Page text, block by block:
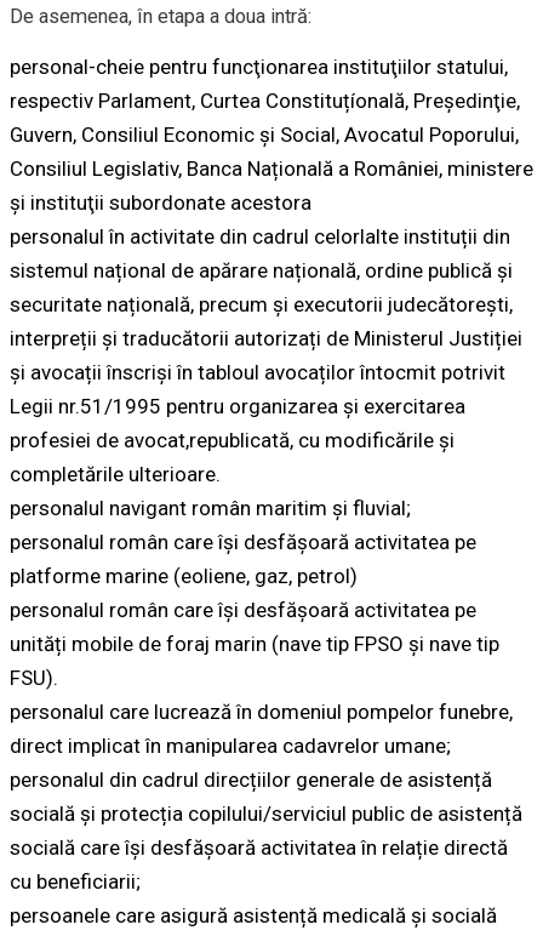
De asemenea, în etapa a doua intră:
personal-cheie pentru funcţionarea instituţiilor statului,
respectiv Parlament, Curtea Constituțíonală, Preşedinţie,
Guvern, Consiliul Economic și Social, Avocatul Poporului,
Consiliul Legislativ, Banca Națională a României, ministere
şi instituţii subordonate acestora
personalul în activitate din cadrul celorlalte instituții din
sistemul național de apărare națională, ordine publică și
securitate națională, precum și executorii judecătorești,
interpreții și traducătorii autorizați de Ministerul Justiției
și avocații înscriși în tabloul avocaților întocmit potrivit
Legii nr.51/1995 pentru organizarea şi exercitarea
profesiei de avocat,republicată, cu modificările și
completările ulterioare.
personalul navigant român maritim și fluvial;
personalul român care își desfășoară activitatea pe
platforme marine (eoliene, gaz, petrol)
personalul român care își desfășoară activitatea pe
unități mobile de foraj marin (nave tip FPSO și nave tip
FSU).
personalul care lucrează în domeniul pompelor funebre,
direct implicat în manipularea cadavrelor umane;
personalul din cadrul direcțiilor generale de asistență
socială și protecția copilului/serviciul public de asistență
socială care își desfășoară activitatea în relație directă
cu beneficiarii;
persoanele care asigură asistență medicală și socială